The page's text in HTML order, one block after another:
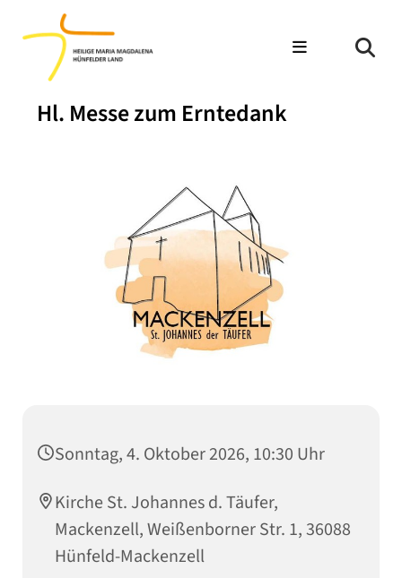
Hl. Messe zum Erntedank
Sonntag, 4. Oktober 2026, 10:30 Uhr
Kirche St. Johannes d. Täufer,
Mackenzell, Weißenborner Str. 1, 36088
Hünfeld-Mackenzell